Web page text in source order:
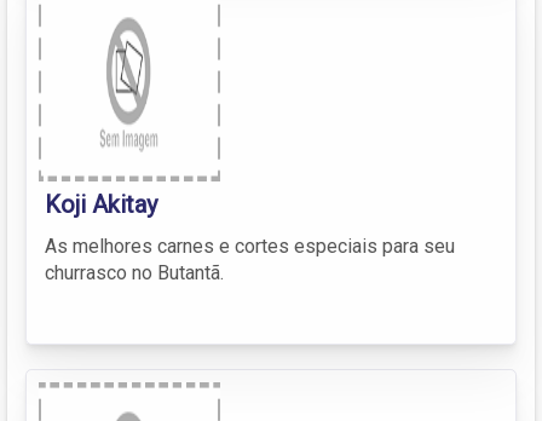
Koji Akitay
As melhores carnes e cortes especiais para seu
churrasco no Butantã.